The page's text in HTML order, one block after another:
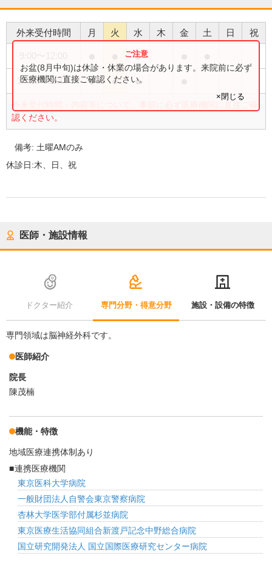
外来受付時間 月 火 水 木 金 土 日 祝
●
15:00〜18:00 ● ● ●
外来受付時間・内容等について、事前に必ず医療機関に直接ご確
認ください。
お盆(8月中旬)は休診・休業の場合があります。来院前に必ず
医療機関に直接ご確認ください。
×閉じる
備考: 土曜AMのみ
休診日:木、日、祝
医師・施設情報
ドクター紹介 専門分野・得意分野 施設・設備の特徴
専門領域は脳神経外科です。
医師紹介
院長
陳茂楠
機能・特徴
地域医療連携体制あり
連携医療機関
東京医科大学病院
一般財団法人自警会東京警察病院
杏林大学医学部付属杉並病院
東京医療生活協同組合新渡戸記念中野総合病院
国立研究開発法人 国立国際医療研究センター病院